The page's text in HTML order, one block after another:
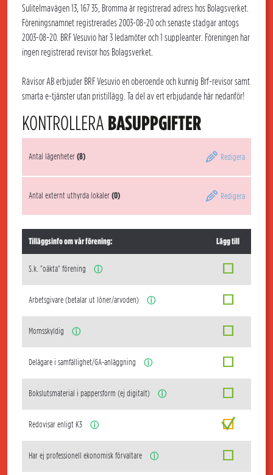
Sulitelmavägen 13, 167 35, Bromma är registrerad adress hos Bolagsverket.
Föreningsnamnet registrerades 2003-08-20 och senaste stadgar antogs
2003-08-20. BRF Vesuvio har 3 ledamöter och 1 suppleanter. Föreningen har
ingen registrerad revisor hos Bolagsverket.
Rävisor AB erbjuder BRF Vesuvio en oberoende och kunnig Brf-revisor samt
smarta e-tjänster utan pristillägg. Ta del av ert erbjudande här nedanför!
KONTROLLERA BASUPPGIFTER
Antal lägenheter(8) Redigera
Antal externt uthyrda lokaler(0) Redigera
Tilläggsinfo om vår förening: Lägg till
S.k. "oäkta" förening ⓘ
Arbetsgivare (betalar ut löner/arvoden) ⓘ
Momsskyldig ⓘ
Delägare i samfällighet/GA-anläggning ⓘ
Bokslutsmaterial i pappersform (ej digitalt) ⓘ
Redovisar enligt K3 ⓘ
Har ej professionell ekonomisk förvaltare ⓘ